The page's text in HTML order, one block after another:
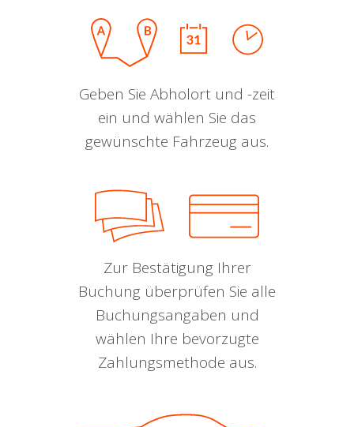
Geben Sie Abholort und -zeit
ein und wählen Sie das
gewünschte Fahrzeug aus.
Zur Bestätigung Ihrer
Buchung überprüfen Sie alle
Buchungsangaben und
wählen Ihre bevorzugte
Zahlungsmethode aus.